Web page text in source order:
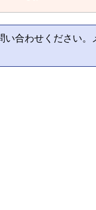
い合わせください。